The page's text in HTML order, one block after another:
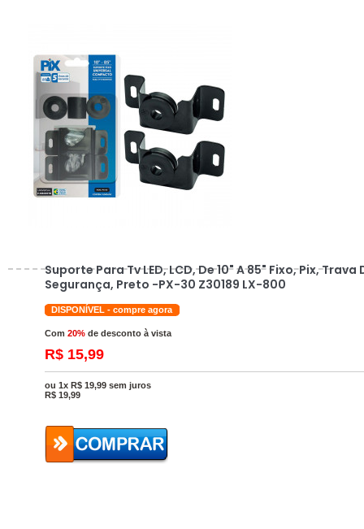
Suporte Para Tv LED, LCD, De 10" A 85" Fixo, Pix, Trava
Segurança, Preto -PX-30 Z30189 LX-800
DISPONÍVEL - compre agora
Com 20% de desconto à vista
R$ 15,99
ou 1x R$ 19,99 sem juros
R$ 19,99